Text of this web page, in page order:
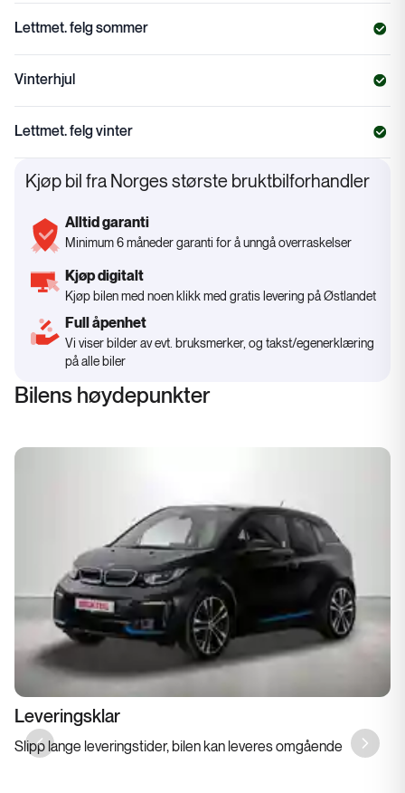
Lettmet. felg sommer
Vinterhjul
Lettmet. felg vinter
Kjøp bil fra Norges største bruktbilforhandler
Alltid garanti
Minimum 6 måneder garanti for å unngå overraskelser
Kjøp digitalt
Kjøp bilen med noen klikk med gratis levering på Østlandet
Full åpenhet
Vi viser bilder av evt. bruksmerker, og takst/egenerklæring
på alle biler
Bilens høydepunkter
Leveringsklar
Slipp lange leveringstider, bilen kan leveres omgående
Previous slide Next